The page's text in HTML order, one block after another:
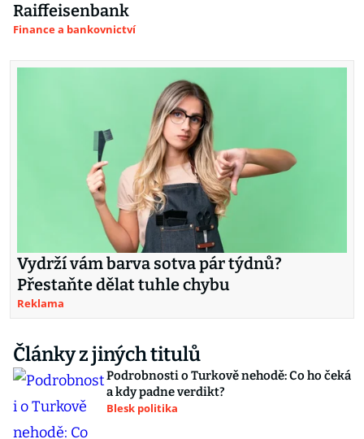
Raiffeisenbank
Finance a bankovnictví
Vydrží vám barva sotva pár týdnů?
Přestaňte dělat tuhle chybu
Reklama
Články z jiných titulů
Podrobnosti o Turkově nehodě: Co ho čeká
a kdy padne verdikt?
Blesk politika